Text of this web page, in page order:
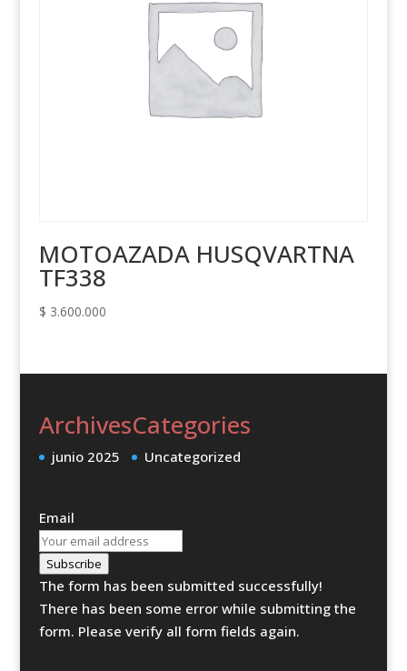
MOTOAZADA HUSQVARTNA
TF338
$ 3.600.000
Archives
junio 2025
Categories
Uncategorized
Email
Subscribe
The form has been submitted successfully!
There has been some error while submitting the
form. Please verify all form fields again.